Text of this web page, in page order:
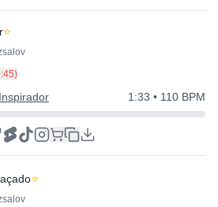
⭐
)
Inspirador 1:33 • 110 BPM
⭐